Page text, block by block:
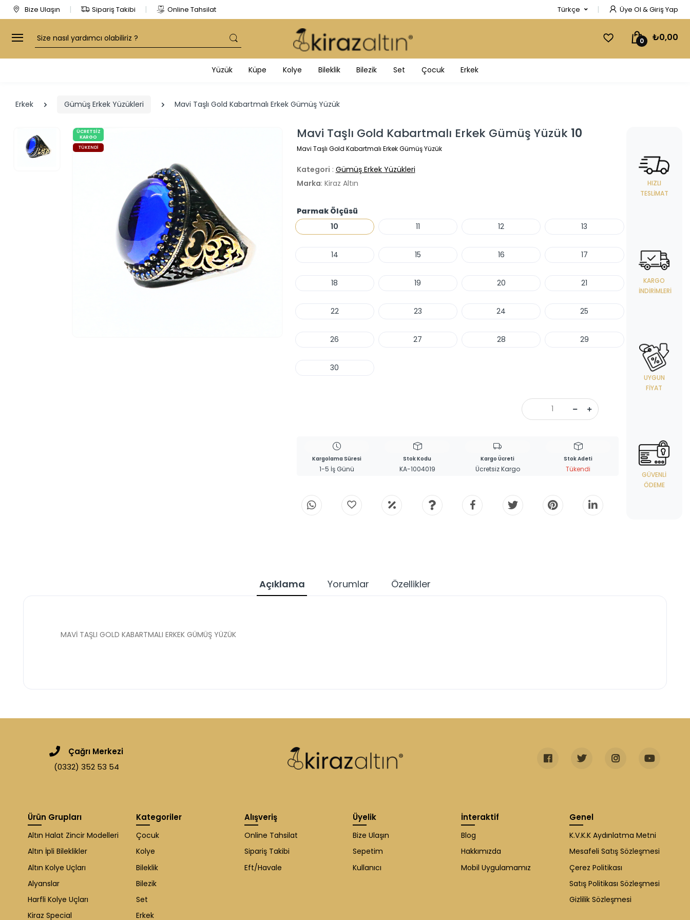
Bize Ulaşın Sipariş Takibi Online Tahsilat Türkçe Üye Ol & Giriş Yap
Arama
0 ₺0,00
Yüzük Küpe Kolye Bileklik Bilezik Set Çocuk Erkek
Erkek Gümüş Erkek Yüzükleri Mavi Taşlı Gold Kabartmalı Erkek Gümüş Yüzük
ÜCRETSIZ
KARGO
TÜKENDI
Mavi Taşlı Gold Kabartmalı Erkek Gümüş Yüzük 10
Mavi Taşlı Gold Kabartmalı Erkek Gümüş Yüzük
Kategori : Gümüş Erkek Yüzükleri
Marka: Kiraz Altın
Parmak Ölçüsü
10
11 12 13
14 15 16 17
18 19 20 21
22 23 24 25
26 27 28 29
30
Kargolama Süresi
1-5 İş Günü
Stok Kodu
KA-1004019
Kargo Ücreti
Ücretsiz Kargo
Stok Adeti
Tükendi
HIZLI
TESLIMAT
KARGO
İNDIRIMLERI
UYGUN
FIYAT
GÜVENLI
ÖDEME
Açıklama Yorumlar Özellikler
MAVİ TAŞLI GOLD KABARTMALI ERKEK GÜMÜŞ YÜZÜK
Çağrı Merkezi
(0332) 352 53 54
Ürün Grupları
Altın Halat Zincir Modelleri
Altın İpli Bileklikler
Altın Kolye Uçları
Alyanslar
Harfli Kolye Uçları
Kiraz Special
Kategoriler
Çocuk
Kolye
Bileklik
Bilezik
Set
Erkek
Alışveriş
Online Tahsilat
Sipariş Takibi
Eft/Havale
Üyelik
Bize Ulaşın
Sepetim
Kullanıcı
İnteraktif
Blog
Hakkımızda
Mobil Uygulamamız
Genel
K.V.K.K Aydınlatma Metni
Mesafeli Satış Sözleşmesi
Çerez Politikası
Satış Politikası Sözleşmesi
Gizlilik Sözleşmesi